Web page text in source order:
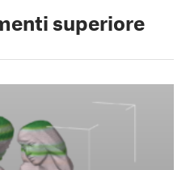
superiore